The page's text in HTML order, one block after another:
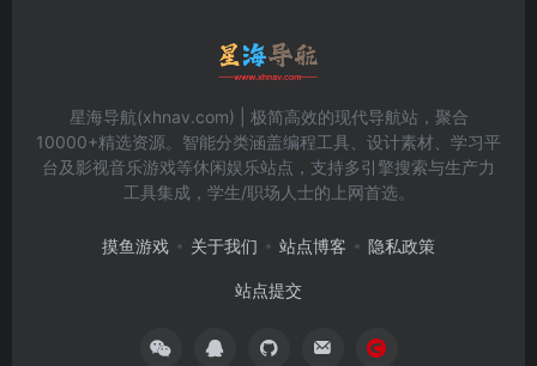
星海导航(xhnav.com) | 极简高效的现代导航站，聚合
10000+精选资源。智能分类涵盖编程工具、设计素材、学习平
台及影视音乐游戏等休闲娱乐站点，支持多引擎搜索与生产力
工具集成，学生/职场人士的上网首选。
摸鱼游戏 关于我们 站点博客 隐私政策
站点提交